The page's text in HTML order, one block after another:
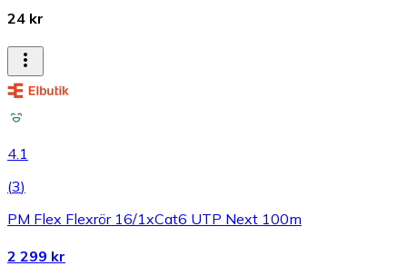
24 kr
4.1
(3)
PM Flex Flexrör 16/1xCat6 UTP Next 100m
2 299 kr